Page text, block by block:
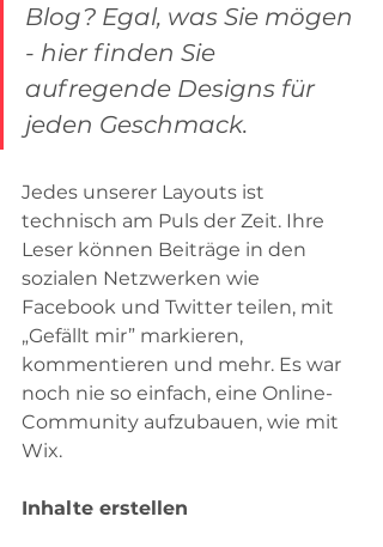
Blog? Egal, was Sie mögen
- hier finden Sie
aufregende Designs für
jeden Geschmack.
Jedes unserer Layouts ist
technisch am Puls der Zeit. Ihre
Leser können Beiträge in den
sozialen Netzwerken wie
Facebook und Twitter teilen, mit
„Gefällt mir” markieren,
kommentieren und mehr. Es war
noch nie so einfach, eine Online-
Community aufzubauen, wie mit
Wix.
Inhalte erstellen